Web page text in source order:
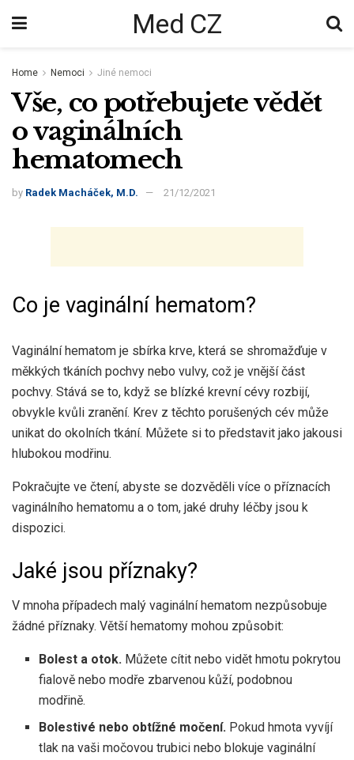
Med CZ
Home Nemoci Jiné nemoci
Vše, co potřebujete vědět
o vaginálních
hematomech
by Radek Macháček, M.D. 21/12/2021
Co je vaginální hematom?
Vaginální hematom je sbírka krve, která se shromažďuje v
měkkých tkáních pochvy nebo vulvy, což je vnější část
pochvy. Stává se to, když se blízké krevní cévy rozbijí,
obvykle kvůli zranění. Krev z těchto porušených cév může
unikat do okolních tkání. Můžete si to představit jako jakousi
hlubokou modřinu.
Pokračujte ve čtení, abyste se dozvěděli více o příznacích
vaginálního hematomu a o tom, jaké druhy léčby jsou k
dispozici.
Jaké jsou příznaky?
V mnoha případech malý vaginální hematom nezpůsobuje
žádné příznaky. Větší hematomy mohou způsobit:
Bolest a otok. Můžete cítit nebo vidět hmotu pokrytou
fialově nebo modře zbarvenou kůží, podobnou
modřině.
Bolestivé nebo obtížné močení. Pokud hmota vyvíjí
tlak na vaši močovou trubici nebo blokuje vaginální